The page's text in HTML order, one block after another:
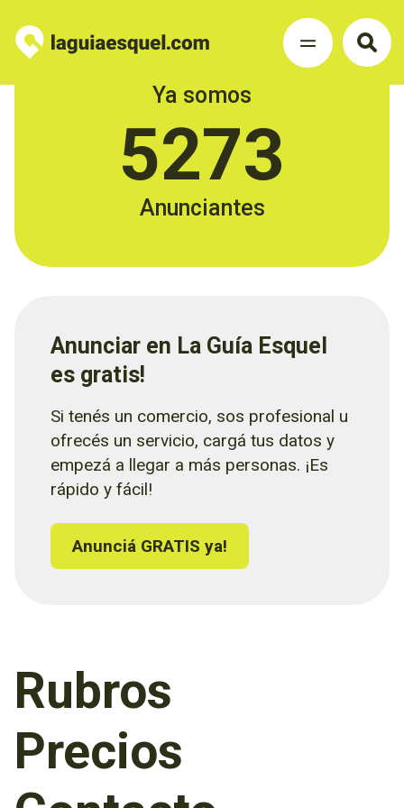
Ya somos
5273
Anunciantes
Anunciar en La Guía Esquel
es gratis!
Si tenés un comercio, sos profesional u
ofrecés un servicio, cargá tus datos y
empezá a llegar a más personas. ¡Es
rápido y fácil!
Anunciá GRATIS ya!
Rubros
Precios